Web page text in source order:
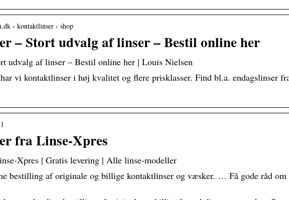
› kontaktlinser › shop
– Stort udvalg af linser – Bestil online her
udvalg af linser – Bestil online her | Louis Nielsen
vi kontaktlinser i høj kvalitet og flere prisklasser. Find bl.a. endagslinser
fra Linse-Xpres
Xpres | Gratis levering | Alle linse-modeller
bestilling af originale og billige kontaktlinser og væsker. … Få gode råd